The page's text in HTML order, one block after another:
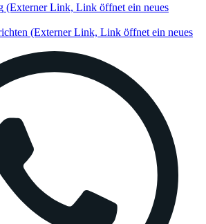
(Externer Link, Link öffnet ein neues
(Externer Link, Link öffnet ein neues